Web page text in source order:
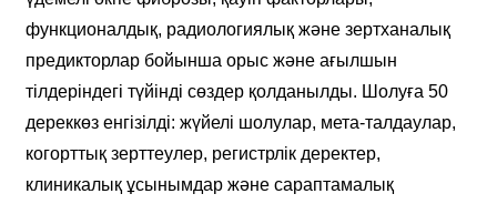
функционалдық, радиологиялық және зертханалық
предикторлар бойынша орыс және ағылшын
тілдеріндегі түйінді сөздер қолданылды. Шолуға 50
дереккөз енгізілді: жүйелі шолулар, мета-талдаулар,
когорттық зерттеулер, регистрлік деректер,
клиникалық ұсынымдар және сараптамалық